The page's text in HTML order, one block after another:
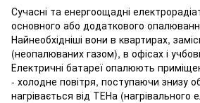
Сучасні та енергоощадні
основного або додаткового
Найнеобхідніші вони в квартирах,
(неопалюваних газом), в офісах і
Електричні батареї опалюють
- холодне повітря, поступаючи знизу
нагрівається від ТЕНа (нагрівального